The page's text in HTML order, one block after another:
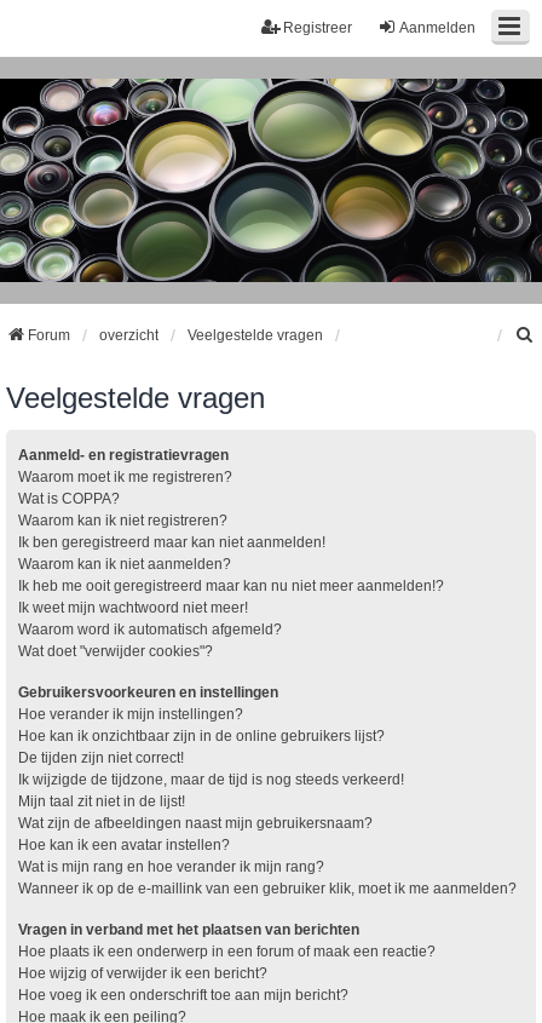
Aanmelden
Registreer
Forum overzicht Veelgestelde vragen
Veelgestelde vragen
Aanmeld- en registratievragen
Waarom moet ik me registreren?
Wat is COPPA?
Waarom kan ik niet registreren?
Ik ben geregistreerd maar kan niet aanmelden!
Waarom kan ik niet aanmelden?
Ik heb me ooit geregistreerd maar kan nu niet meer aanmelden!?
Ik weet mijn wachtwoord niet meer!
Waarom word ik automatisch afgemeld?
Wat doet "verwijder cookies"?
Gebruikersvoorkeuren en instellingen
Hoe verander ik mijn instellingen?
Hoe kan ik onzichtbaar zijn in de online gebruikers lijst?
De tijden zijn niet correct!
Ik wijzigde de tijdzone, maar de tijd is nog steeds verkeerd!
Mijn taal zit niet in de lijst!
Wat zijn de afbeeldingen naast mijn gebruikersnaam?
Hoe kan ik een avatar instellen?
Wat is mijn rang en hoe verander ik mijn rang?
Wanneer ik op de e-maillink van een gebruiker klik, moet ik me aanmelden?
Vragen in verband met het plaatsen van berichten
Hoe plaats ik een onderwerp in een forum of maak een reactie?
Hoe wijzig of verwijder ik een bericht?
Hoe voeg ik een onderschrift toe aan mijn bericht?
Hoe maak ik een peiling?